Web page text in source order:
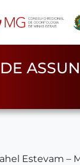
Estevam –